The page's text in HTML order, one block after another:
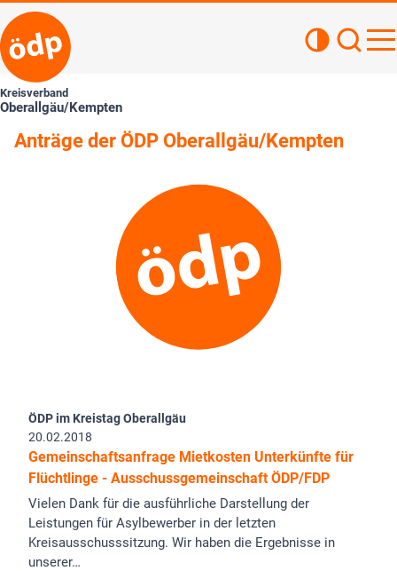
Kreisverband
Oberallgäu/Kempten
Anträge der ÖDP Oberallgäu/Kempten
ÖDP im Kreistag Oberallgäu
20.02.2018
Gemeinschaftsanfrage Mietkosten Unterkünfte für
Flüchtlinge - Ausschussgemeinschaft ÖDP/FDP
Vielen Dank für die ausführliche Darstellung der
Leistungen für Asylbewerber in der letzten
Kreisausschusssitzung. Wir haben die Ergebnisse in
unserer…